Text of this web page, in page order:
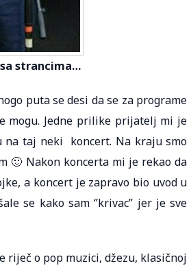
strancima…
puta se desi da se za programe
mogu. Jedne prilike prijatelj mi je
na taj neki koncert. Na kraju smo
🙂 Nakon koncerta mi je rekao da
a koncert je zapravo bio uvod u
se kako sam ‘’krivac’’ jer je sve
riječ o pop muzici, džezu, klasičnoj